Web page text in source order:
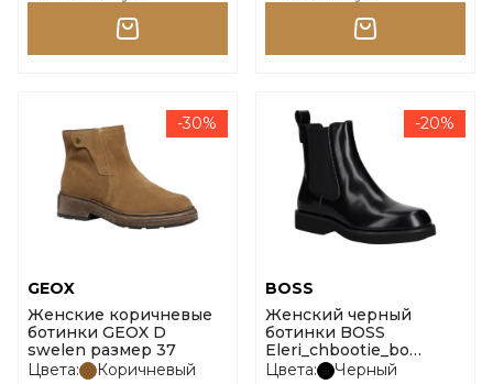
-30%
GEOX
Женские коричневые
ботинки GEOX D
swelen размер 37
Цвета:
Коричневый
-20%
BOSS
Женский черный
ботинки BOSS
Eleri_chbootie_bo
10274275 01 размер 37
Цвета:
Черный